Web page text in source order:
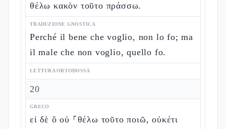
θέλω κακὸν τοῦτο πράσσω.
TRADUZIONE GNOSTICA
Perché il bene che voglio, non lo fo; ma
il male che non voglio, quello fo.
LETTURA ORTODOSSA
20
GRECO
εἰ δὲ ὃ οὐ ⸀θέλω τοῦτο ποιῶ, οὐκέτι